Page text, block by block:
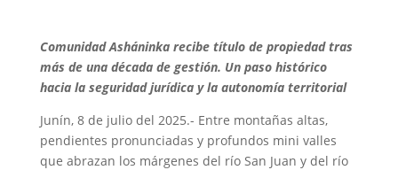
Comunidad Asháninka recibe título de propiedad tras
más de una década de gestión. Un paso histórico
hacia la seguridad jurídica y la autonomía territorial
Junín, 8 de julio del 2025.- Entre montañas altas,
pendientes pronunciadas y profundos mini valles
que abrazan los márgenes del río San Juan y del río